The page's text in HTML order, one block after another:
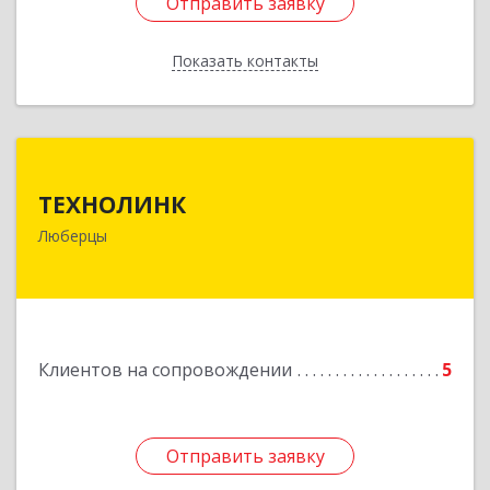
Показать контакты
Назад
ТЕХНОЛИНК
Люберцы
Клиентов на сопровождении 5
Отправить заявку
Отправить заявку